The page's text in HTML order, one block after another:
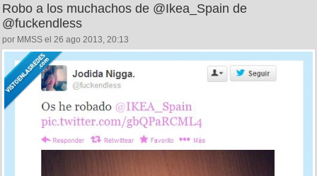
Robo a los muchachos de @Ikea_Spain de
@fuckendless
por MMSS el 26 ago 2013, 20:13